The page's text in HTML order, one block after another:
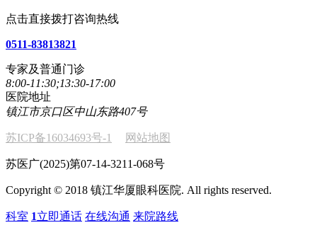
点击直接拨打咨询热线
0511-83813821
专家及普通门诊
8:00-11:30;13:30-17:00
医院地址
镇江市京口区中山东路407号
苏ICP备16034693号-1 网站地图
苏医广(2025)第07-14-3211-068号
Copyright © 2018 镇江华厦眼科医院. All rights reserved.
科室 1立即通话 在线沟通 来院路线